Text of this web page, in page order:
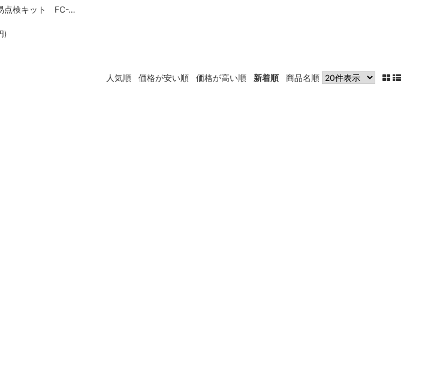
タニタ 簡易点検キット FC-TEKT
)
人気順 価格が安い順 価格が高い順 新着順 商品名順